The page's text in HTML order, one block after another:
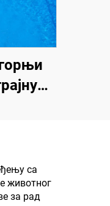
са
животног
за рад